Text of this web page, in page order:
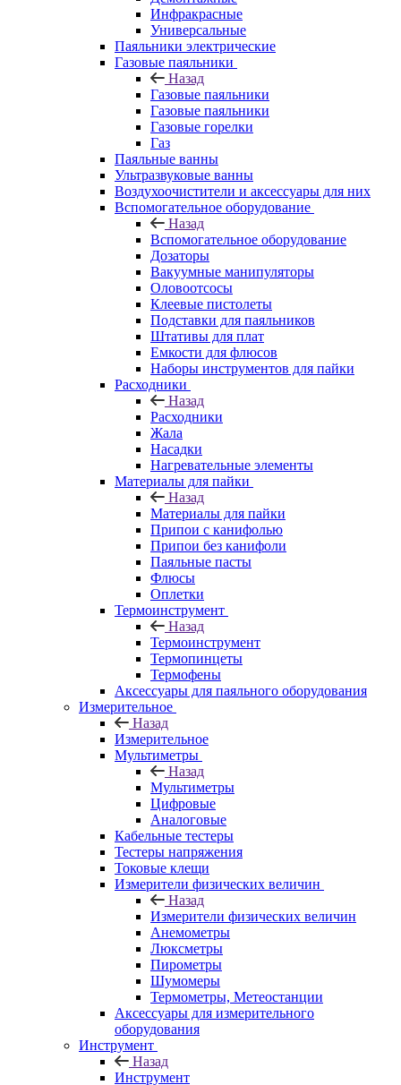
Инфракрасные
Универсальные
Паяльники электрические
Газовые паяльники
Назад
Газовые паяльники
Газовые паяльники
Газовые горелки
Газ
Паяльные ванны
Ультразвуковые ванны
Воздухоочистители и аксессуары для них
Вспомогательное оборудование
Назад
Вспомогательное оборудование
Дозаторы
Вакуумные манипуляторы
Оловоотсосы
Клеевые пистолеты
Подставки для паяльников
Штативы для плат
Емкости для флюсов
Наборы инструментов для пайки
Расходники
Назад
Расходники
Жала
Насадки
Нагревательные элементы
Материалы для пайки
Назад
Материалы для пайки
Припои с канифолью
Припои без канифоли
Паяльные пасты
Флюсы
Оплетки
Термоинструмент
Назад
Термоинструмент
Термопинцеты
Термофены
Аксессуары для паяльного оборудования
Измерительное
Назад
Измерительное
Мультиметры
Назад
Мультиметры
Цифровые
Аналоговые
Кабельные тестеры
Тестеры напряжения
Токовые клещи
Измерители физических величин
Назад
Измерители физических величин
Анемометры
Люксметры
Пирометры
Шумомеры
Термометры, Метеостанции
Аксессуары для измерительного
оборудования
Инструмент
Назад
Инструмент